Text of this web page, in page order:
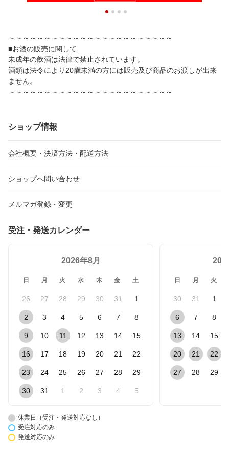
～～～～～～～～～～～～～～～～～～～～～～～
■お酒の販売に関して
未成年の飲酒は法律で禁止されています。
酒類は法令により20歳未満の方には販売及び商品のお渡しが出来
ません。
～～～～～～～～～～～～～～～～～～～～～～～
ショップ情報
会社概要・決済方法・配送方法
ショップへ問い合わせ
メルマガ登録・変更
受注・発送カレンダー
2026年8月
日 月 火 水 木 金 土
26 27 28 29 30 31 1
2 3 4 5 6 7 8
9 10 11 12 13 14 15
16 17 18 19 20 21 22
23 24 25 26 27 28 29
30 31 1 2 3 4 5
日 月 火
30 31 1
6 7 8
13 14 15
20 21 22
27 28 29
休業日（受注・発送対応なし）
受注対応のみ
発送対応のみ